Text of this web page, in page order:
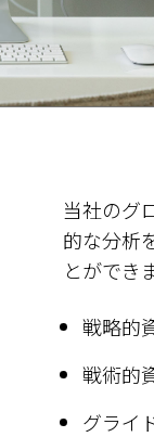
当社のグ
的な分析
とができ
戦略的
戦術的
グライ